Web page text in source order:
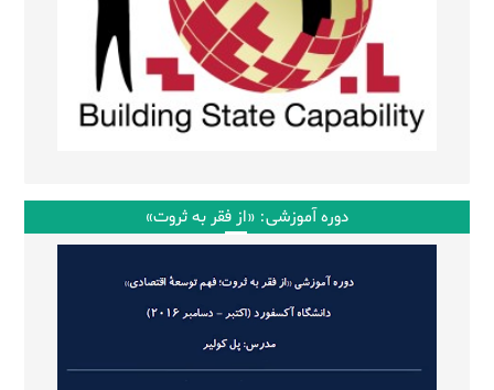
دوره آموزشی: «از فقر به ثروت»